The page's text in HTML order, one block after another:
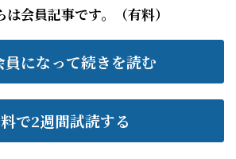
は会員記事です。（有料）
員になって続きを読む
で2週間試読する